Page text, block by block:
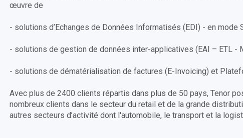
œuvre de
- solutions d’Echanges de Données Informatisés (EDI) - en mode
- solutions de gestion de données inter-applicatives (EAI – ETL -
- solutions de dématérialisation de factures (E-Invoicing) et
Avec plus de 2400 clients répartis dans plus de 50 pays, Tenor
nombreux clients dans le secteur du retail et de la grande
autres secteurs d’activité dont l'automobile, le transport et la